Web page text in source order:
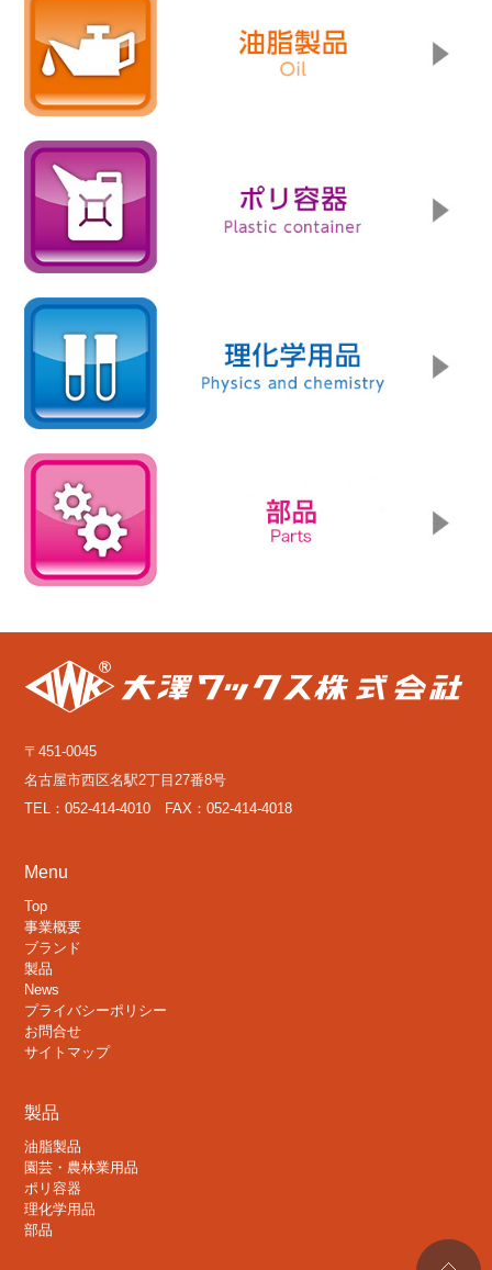
〒451-0045
名古屋市西区名駅2丁目27番8号
TEL：052-414-4010 FAX：052-414-4018
Menu
Top
事業概要
ブランド
製品
News
プライバシーポリシー
お問合せ
サイトマップ
製品
油脂製品
園芸・農林業用品
ポリ容器
理化学用品
部品